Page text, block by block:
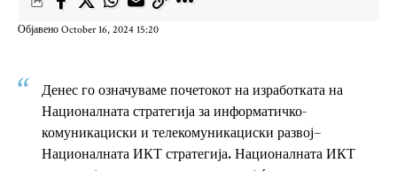
Објавено October 16, 2024 15:20
Денес го означуваме почетокот на изработката на
Националната стратегија за информатичко-
комуникациски и телекомуникациски развој–
Националната ИКТ стратегија. Националната ИКТ